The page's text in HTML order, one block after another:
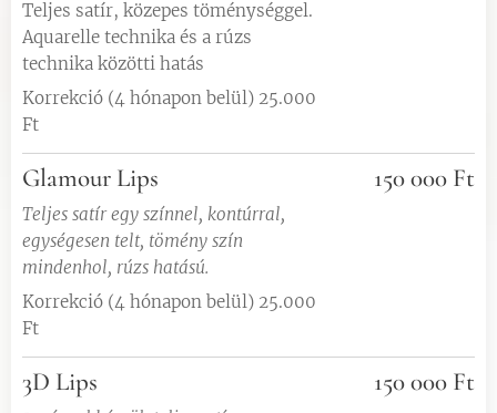
Teljes satír, közepes töménységgel.
Aquarelle technika és a rúzs
technika közötti hatás
Korrekció (4 hónapon belül) 25.000
Ft
Glamour Lips
Teljes satír egy színnel, kontúrral,
egységesen telt, tömény szín
mindenhol, rúzs hatású.
Korrekció (4 hónapon belül) 25.000
Ft
150 000 Ft
3D Lips 150 000 Ft